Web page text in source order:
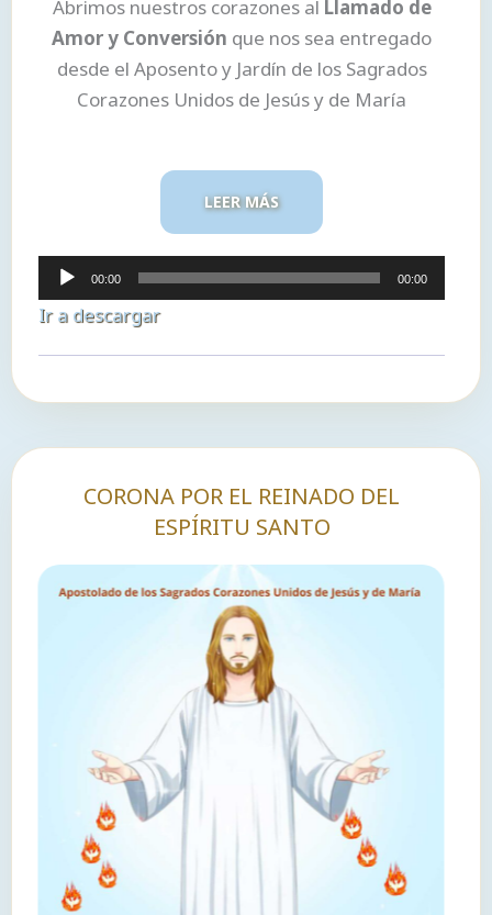
Abrimos nuestros corazones al Llamado de
Amor y Conversión que nos sea entregado
desde el Aposento y Jardín de los Sagrados
Corazones Unidos de Jesús y de María
LEER MÁS
Reproductor
de
audio
00:00 00:00
Ir a descargar
CORONA POR EL REINADO DEL
ESPÍRITU SANTO